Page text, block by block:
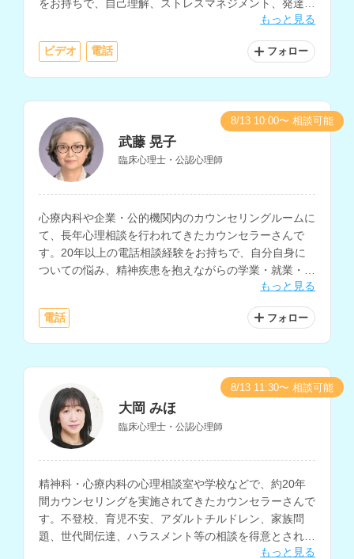
をお持ちで、自己理解、ストレスマネジメント、発達障
害、アダルトチルドレンなどの相談を得意とされていま
もっと見る
ビデオ 電話 フォロー
武藤 晃子
臨床心理士・公認心理師
心療内科や企業・公的機関内のカウンセリングルームに
て、長年心理相談を行われてきたカウンセラーさんで
す。20年以上の電話相談経験をお持ちで、自分自身に
ついての悩み、精神疾患を抱えながらの学業・就業・就
もっと見る
電話 フォロー
8/13 10:00〜 相談可能
大岡 みほ
臨床心理士・公認心理師
精神科・心療内科の心理相談室や学校などで、約20年
間カウンセリングを実施されてきたカウンセラーさんで
す。不登校、育児不安、アダルトチルドレン、家族問
題、世代間伝達、ハラスメント等の相談を得意とされて
もっと見る
8/13 11:30〜 相談可能